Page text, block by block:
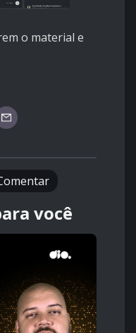
o material e
você